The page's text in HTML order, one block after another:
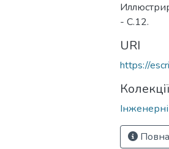
- С.12.
URI
https://
Колекції